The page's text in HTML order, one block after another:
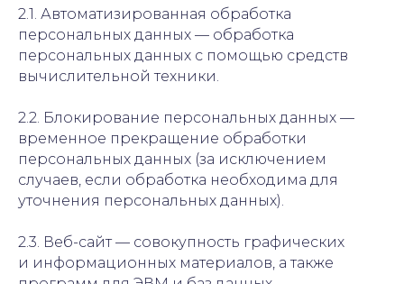
2.1. Автоматизированная обработка
персональных данных — обработка
персональных данных с помощью средств
вычислительной техники.
2.2. Блокирование персональных данных —
временное прекращение обработки
персональных данных (за исключением
случаев, если обработка необходима для
уточнения персональных данных).
2.3. Веб-сайт — совокупность графических
и информационных материалов, а также